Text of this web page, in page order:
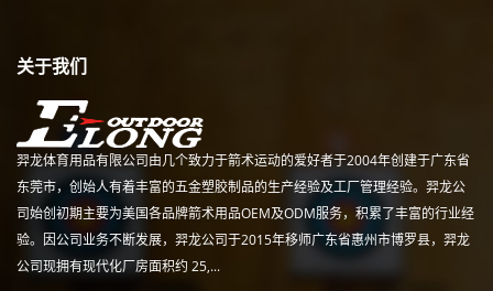
关于我们
羿龙体育用品有限公司由几个致力于箭术运动的爱好者于2004年创建于广东省
东莞市，创始人有着丰富的五金塑胶制品的生产经验及工厂管理经验。羿龙公
司始创初期主要为美国各品牌箭术用品OEM及ODM服务，积累了丰富的行业经
验。因公司业务不断发展，羿龙公司于2015年移师广东省惠州市博罗县，羿龙
公司现拥有现代化厂房面积约 25,...